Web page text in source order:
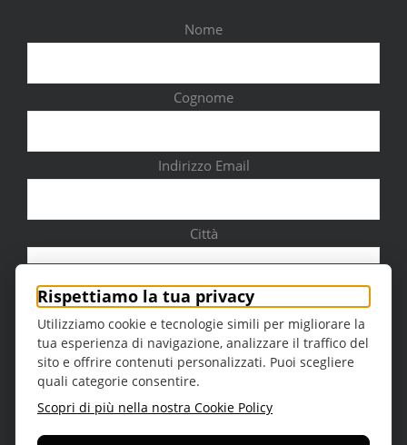
Nome
Cognome
Indirizzo Email
Città
Sesso
Rispettiamo la tua privacy
Utilizziamo cookie e tecnologie simili per migliorare la
tua esperienza di navigazione, analizzare il traffico del
sito e offrire contenuti personalizzati. Puoi scegliere
quali categorie consentire.
Scopri di più nella nostra Cookie Policy